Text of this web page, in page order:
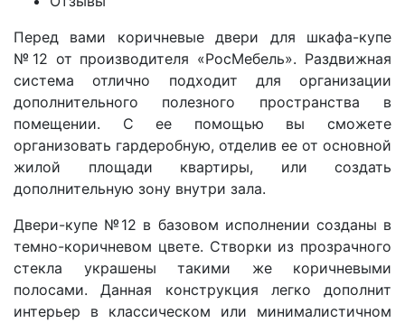
Перед вами коричневые двери для шкафа-купе
№12 от производителя «РосМебель». Раздвижная
система отлично подходит для организации
дополнительного полезного пространства в
помещении. С ее помощью вы сможете
организовать гардеробную, отделив ее от основной
жилой площади квартиры, или создать
дополнительную зону внутри зала.
Двери-купе №12 в базовом исполнении созданы в
темно-коричневом цвете. Створки из прозрачного
стекла украшены такими же коричневыми
полосами. Данная конструкция легко дополнит
интерьер в классическом или минималистичном